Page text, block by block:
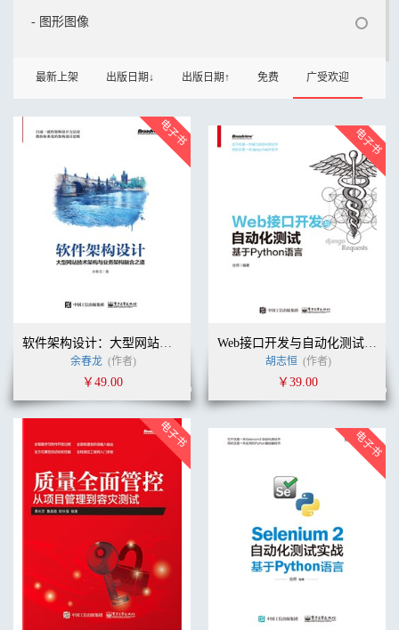
- 图形图像
最新上架 出版日期↓ 出版日期↑ 免费 广受欢迎
软件架构设计：大型网站技术架构与业务架构融合之道
余春龙 (作者)
￥49.00
Web接口开发与自动化测试——基于Python语言
胡志恒 (作者)
￥39.00